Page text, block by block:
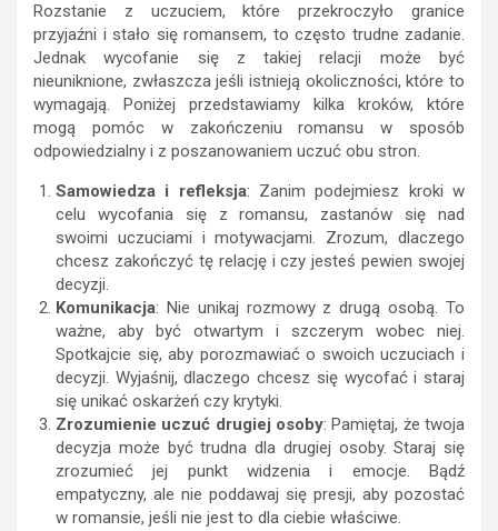
Rozstanie z uczuciem, które przekroczyło granice
przyjaźni i stało się romansem, to często trudne zadanie.
Jednak wycofanie się z takiej relacji może być
nieuniknione, zwłaszcza jeśli istnieją okoliczności, które to
wymagają. Poniżej przedstawiamy kilka kroków, które
mogą pomóc w zakończeniu romansu w sposób
odpowiedzialny i z poszanowaniem uczuć obu stron.
Samowiedza i refleksja: Zanim podejmiesz kroki w
celu wycofania się z romansu, zastanów się nad
swoimi uczuciami i motywacjami. Zrozum, dlaczego
chcesz zakończyć tę relację i czy jesteś pewien swojej
decyzji.
Komunikacja: Nie unikaj rozmowy z drugą osobą. To
ważne, aby być otwartym i szczerym wobec niej.
Spotkajcie się, aby porozmawiać o swoich uczuciach i
decyzji. Wyjaśnij, dlaczego chcesz się wycofać i staraj
się unikać oskarżeń czy krytyki.
Zrozumienie uczuć drugiej osoby: Pamiętaj, że twoja
decyzja może być trudna dla drugiej osoby. Staraj się
zrozumieć jej punkt widzenia i emocje. Bądź
empatyczny, ale nie poddawaj się presji, aby pozostać
w romansie, jeśli nie jest to dla ciebie właściwe.